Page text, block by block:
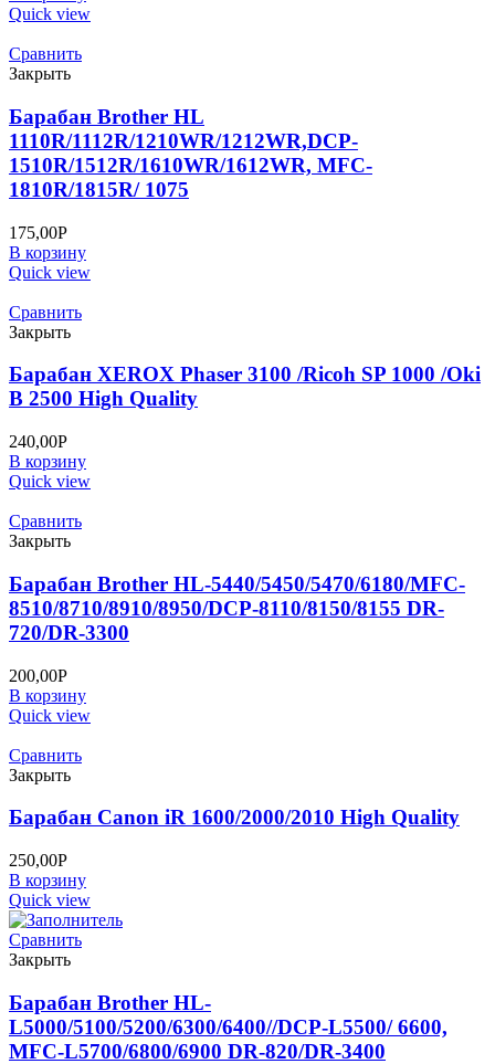
Quick view
Сравнить
Закрыть
Барабан Brother HL
1110R/1112R/1210WR/1212WR,DCP-
1510R/1512R/1610WR/1612WR, MFC-
1810R/1815R/ 1075
175,00Р
В корзину
Quick view
Сравнить
Закрыть
Барабан XEROX Phaser 3100 /Ricoh SP 1000 /Oki
B 2500 High Quality
240,00Р
В корзину
Quick view
Сравнить
Закрыть
Барабан Brother HL-5440/5450/5470/6180/MFC-
8510/8710/8910/8950/DCP-8110/8150/8155 DR-
720/DR-3300
200,00Р
В корзину
Quick view
Сравнить
Закрыть
Барабан Canon iR 1600/2000/2010 High Quality
250,00Р
В корзину
Quick view
Сравнить
Закрыть
Барабан Brother HL-
L5000/5100/5200/6300/6400//DCP-L5500/ 6600,
MFC-L5700/6800/6900 DR-820/DR-3400